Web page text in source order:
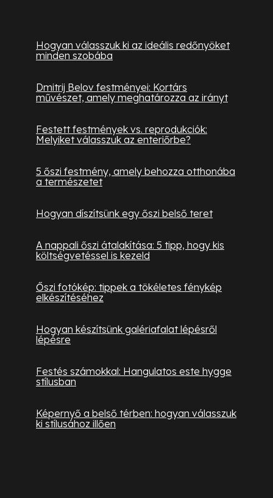
Hogyan válasszuk ki az ideális redőnyöket
minden szobába
Dmitrij Belov festményei: Kortárs
művészet, amely meghatározza az irányt
Festett festmények vs. reprodukciók:
Melyiket válasszuk az enteriőrbe?
5 őszi festmény, amely behozza otthonába
a természetet
Hogyan díszítsünk egy őszi belső teret
A nappali őszi átalakítása: 5 tipp, hogy kis
költségvetéssel is kezeld
Őszi fotókép: tippek a tökéletes fénykép
elkészítéséhez
Hogyan készítsünk galériafalat lépésről
lépésre
Festés számokkal: Hangulatos este hygge
stílusban
Képernyő a belső térben: hogyan válasszuk
ki stílusához illően